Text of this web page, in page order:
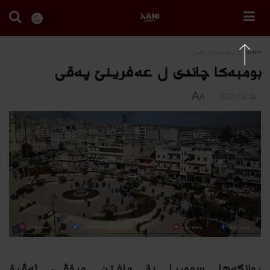
Home رۆژهه‌لاتا ناڤین
بومبه‌كا چاندى ل عه‌فرینێ په‌قى
2021-02-24
A
A